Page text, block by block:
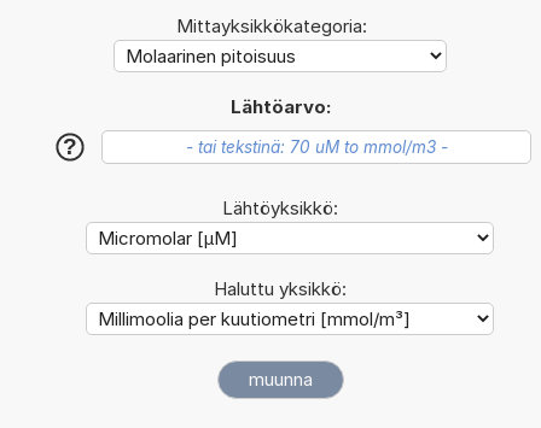
Mittayksikkökategoria:
Lähtöarvo:
?
Lähtöyksikkö:
Haluttu yksikkö: